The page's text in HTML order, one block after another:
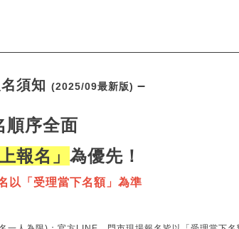
須知 (2025/09最新版) –
順序全面
報名」 為優先！
以「受理當下名額」為準